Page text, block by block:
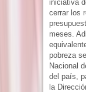
iniciativa
cerrar los
meses.
pobreza
Nacional
del país,
la